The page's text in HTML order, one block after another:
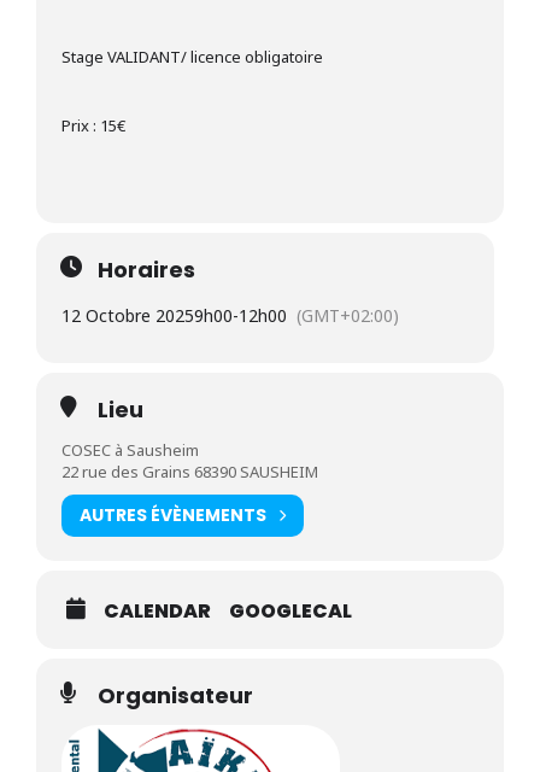
Stage VALIDANT/ licence obligatoire
Prix : 15€
Horaires
12 Octobre 20259h00-12h00 (GMT+02:00)
Lieu
COSEC à Sausheim
22 rue des Grains 68390 SAUSHEIM
AUTRES ÉVÈNEMENTS
CALENDAR GOOGLECAL
Organisateur